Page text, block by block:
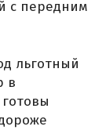
с передним
льготный
в